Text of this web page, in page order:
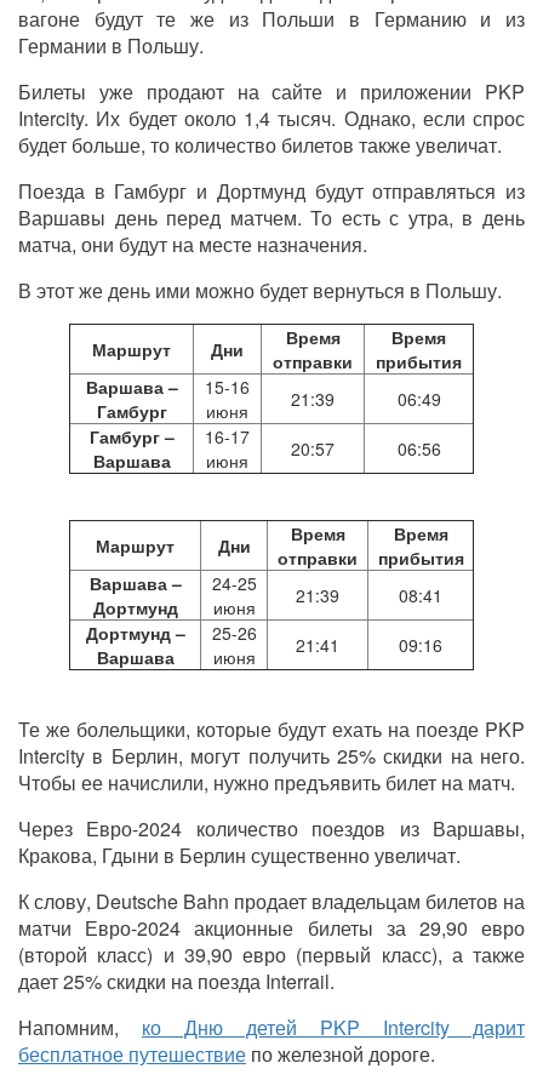
вагоне будут те же из Польши в Германию и из
Германии в Польшу.
Билеты уже продают на сайте и приложении PKP
Intercity. Их будет около 1,4 тысяч. Однако, если спрос
будет больше, то количество билетов также увеличат.
Поезда в Гамбург и Дортмунд будут отправляться из
Варшавы день перед матчем. То есть с утра, в день
матча, они будут на месте назначения.
В этот же день ими можно будет вернуться в Польшу.
Маршрут Дни
Время
отправки
Время
прибытия
Варшава–
Гамбург
15-16
июня
21:39
06:49
Гамбург–
Варшава
16-17
июня
20:57 06:56
Маршрут Дни
Время
отправки
Время
прибытия
Варшава–
Дортмунд
24-25
июня
21:39
08:41
Дортмунд –
Варшава
25-26
июня
21:41 09:16
Те же болельщики, которые будут ехать на поезде PKP
Intercity в Берлин, могут получить 25% скидки на него.
Чтобы ее начислили, нужно предъявить билет на матч.
Через Евро-2024 количество поездов из Варшавы,
Кракова, Гдыни в Берлин существенно увеличат.
К слову, Deutsche Bahn продает владельцам билетов на
матчи Евро-2024 акционные билеты за 29,90 евро
(второй класс) и 39,90 евро (первый класс), а также
дает 25% скидки на поезда Interrail.
Напомним, ко Дню детей PKP Intercity дарит
бесплатное путешествие по железной дороге.